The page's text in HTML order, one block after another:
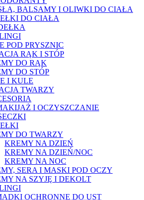
BALSAMY I OLIWKI DO CIAŁA
DO CIAŁA
POD PRYSZNIC
RĄK I STÓP
DO RĄK
DO STÓP
I KULE
TWARZY
I OCZYSZCZANIE
DO TWARZY
KREMY NA DZIEŃ
KREMY NA DZIEŃ/NOC
KREMY NA NOC
SERA I MASKI POD OCZY
NA SZYJĘ I DEKOLT
OCHRONNE DO UST